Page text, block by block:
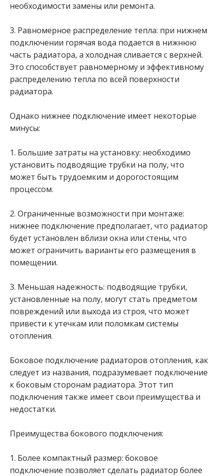
необходимости замены или ремонта.
3. Равномерное распределение тепла: при нижнем
подключении горячая вода подается в нижнюю
часть радиатора, а холодная сливается с верхней.
Это способствует равномерному и эффективному
распределению тепла по всей поверхности
радиатора.
Однако нижнее подключение имеет некоторые
минусы:
1. Большие затраты на установку: необходимо
установить подводящие трубки на полу, что
может быть трудоемким и дорогостоящим
процессом.
2. Ограниченные возможности при монтаже:
нижнее подключение предполагает, что радиатор
будет установлен вблизи окна или стены, что
может ограничить варианты его размещения в
помещении.
3. Меньшая надежность: подводящие трубки,
установленные на полу, могут стать предметом
повреждений или выхода из строя, что может
привести к утечкам или поломкам системы
отопления.
Боковое подключение радиаторов отопления, как
следует из названия, подразумевает подключение
к боковым сторонам радиатора. Этот тип
подключения также имеет свои преимущества и
недостатки.
Преимущества бокового подключения:
1. Более компактный размер: боковое
подключение позволяет сделать радиатор более